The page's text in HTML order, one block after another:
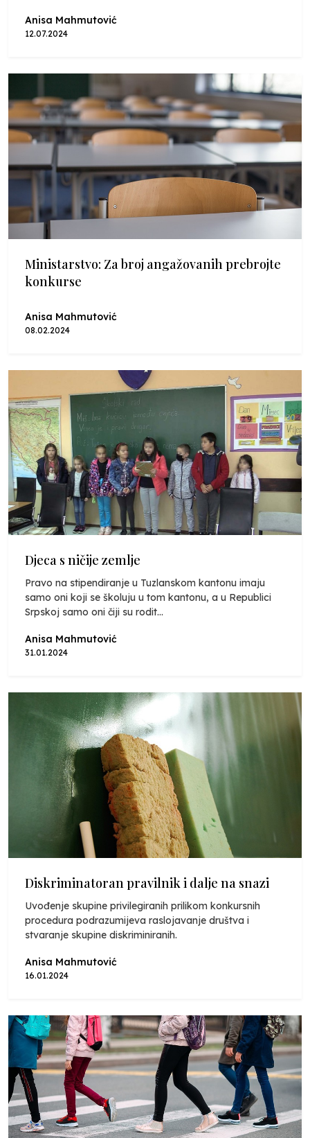
Anisa Mahmutović
12.07.2024
Ministarstvo: Za broj angažovanih prebrojte
konkurse
Anisa Mahmutović
08.02.2024
Djeca s ničije zemlje
Pravo na stipendiranje u Tuzlanskom kantonu imaju
samo oni koji se školuju u tom kantonu, a u Republici
Srpskoj samo oni čiji su rodit...
Anisa Mahmutović
31.01.2024
Diskriminatoran pravilnik i dalje na snazi
Uvođenje skupine privilegiranih prilikom konkursnih
procedura podrazumijeva raslojavanje društva i
stvaranje skupine diskriminiranih.
Anisa Mahmutović
16.01.2024